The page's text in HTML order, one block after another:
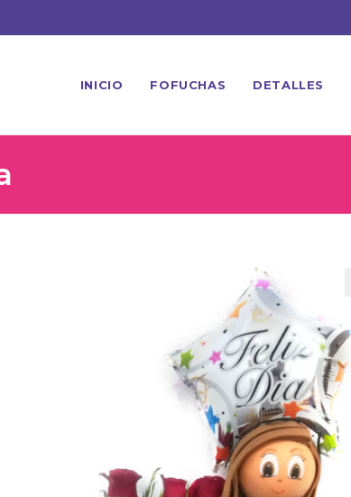
INICIO FOFUCHAS DETALLES